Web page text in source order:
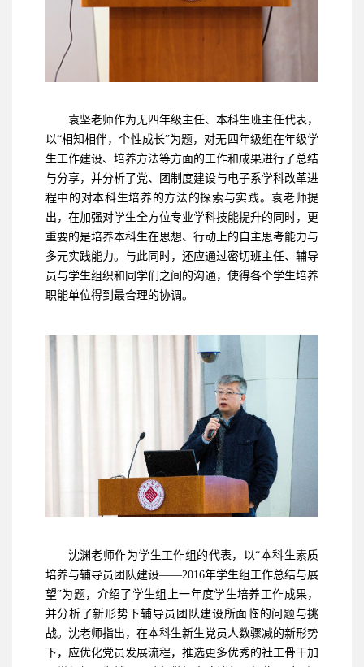
袁坚老师作为无四年级主任、本科生班主任代表，
以“相知相伴，个性成长”为题，对无四年级组在年级学
生工作建设、培养方法等方面的工作和成果进行了总结
与分享，并分析了党、团制度建设与电子系学科改革进
程中的对本科生培养的方法的探索与实践。袁老师提
出，在加强对学生全方位专业学科技能提升的同时，更
重要的是培养本科生在思想、行动上的自主思考能力与
多元实践能力。与此同时，还应通过密切班主任、辅导
员与学生组织和同学们之间的沟通，使得各个学生培养
职能单位得到最合理的协调。
沈渊老师作为学生工作组的代表，以“本科生素质
培养与辅导员团队建设——2016年学生组工作总结与展
望”为题，介绍了学生组上一年度学生培养工作成果，
并分析了新形势下辅导员团队建设所面临的问题与挑
战。沈老师指出，在本科生新生党员人数骤减的新形势
下，应优化党员发展流程，推选更多优秀的社工骨干加